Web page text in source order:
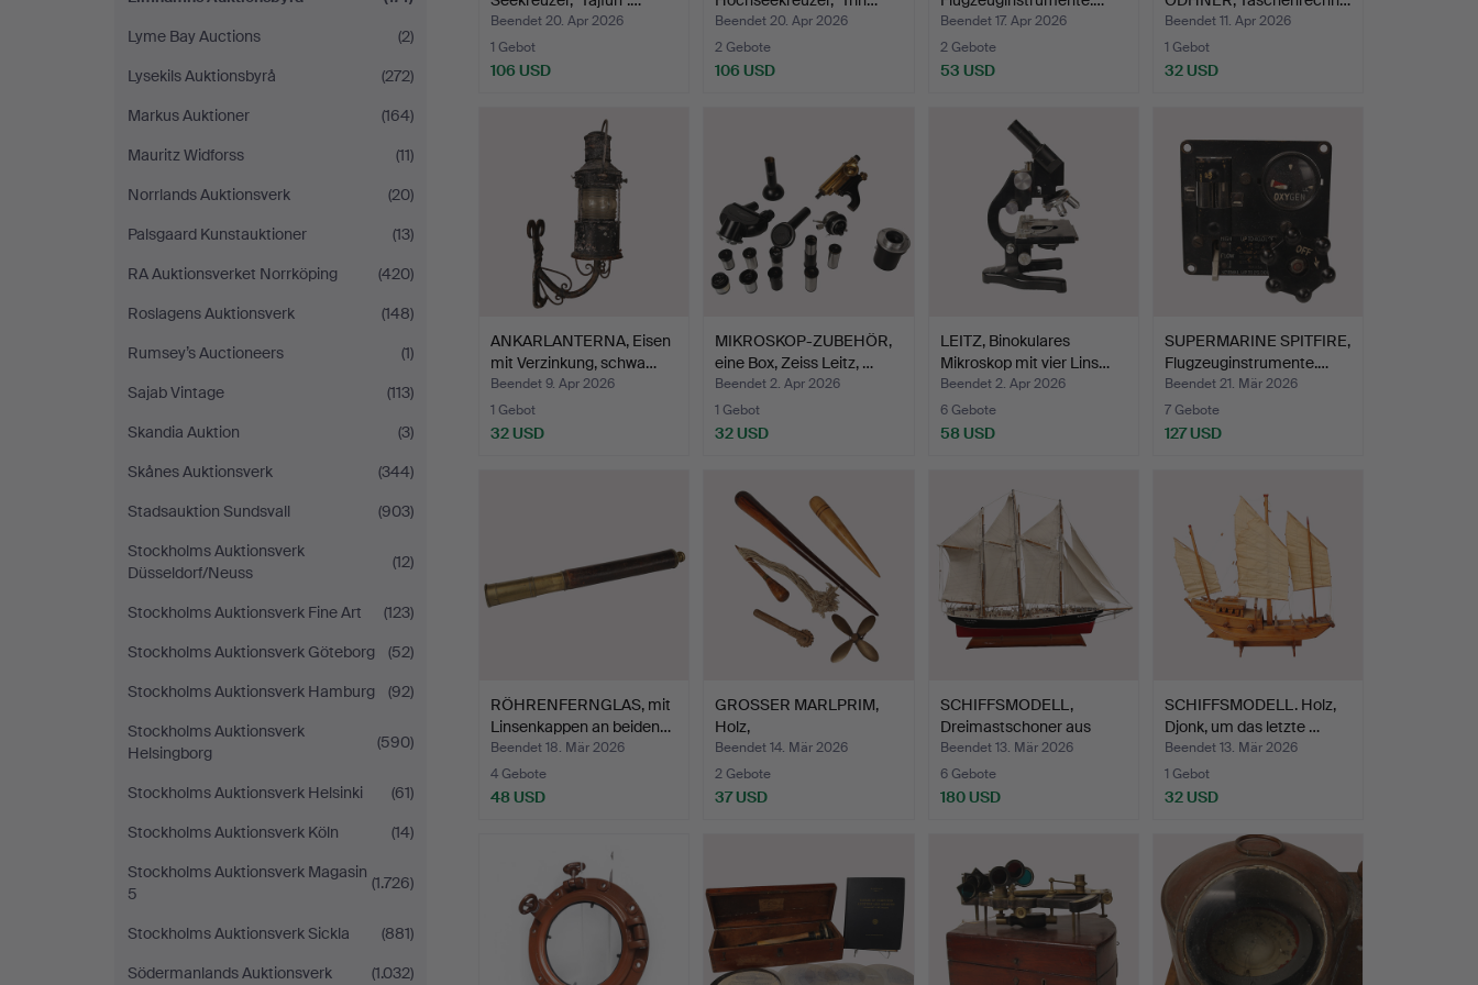
Lyme Bay Auctions
(2)
Lysekils Auktionsbyrå
(272)
Markus Auktioner
(164)
Mauritz Widforss
(11)
Norrlands Auktionsverk
(20)
Palsgaard Kunstauktioner
(13)
RA Auktionsverket Norrköping
(420)
Roslagens Auktionsverk
(148)
Rumsey’s Auctioneers
(1)
Sajab Vintage
(113)
Skandia Auktion
(3)
Skånes Auktionsverk
(344)
Stadsauktion Sundsvall
(903)
Stockholms Auktionsverk
Düsseldorf/Neuss
(12)
Stockholms Auktionsverk Fine Art
(123)
Stockholms Auktionsverk Göteborg
(52)
Stockholms Auktionsverk Hamburg
(92)
Stockholms Auktionsverk
Helsingborg
(590)
Stockholms Auktionsverk Helsinki
(61)
Stockholms Auktionsverk Köln
(14)
Stockholms Auktionsverk Magasin
5
(1.726)
Stockholms Auktionsverk Sickla
(881)
Södermanlands Auktionsverk
(1.032)
Beendet 20. Apr 2026
1 Gebot
106 USD
Beendet 20. Apr 2026
2 Gebote
106 USD
Beendet 17. Apr 2026
2 Gebote
53 USD
Beendet 11. Apr 2026
1 Gebot
32 USD
ANKARLANTERNA, Eisen
mit Verzinkung, schwa…
Beendet 9. Apr 2026
1 Gebot
32 USD
MIKROSKOP-ZUBEHÖR,
eine Box, Zeiss Leitz, …
Beendet 2. Apr 2026
1 Gebot
32 USD
LEITZ, Binokulares
Mikroskop mit vier Lins…
Beendet 2. Apr 2026
6 Gebote
58 USD
SUPERMARINE SPITFIRE,
Flugzeuginstrumente.…
Beendet 21. Mär 2026
7 Gebote
127 USD
RÖHRENFERNGLAS, mit
Linsenkappen an beiden…
Beendet 18. Mär 2026
4 Gebote
48 USD
GROSSER MARLPRIM,
Holz,
MINIATURPROPELLER,…
Beendet 14. Mär 2026
2 Gebote
37 USD
SCHIFFSMODELL,
Dreimastschoner aus
Holz, „…
Beendet 13. Mär 2026
6 Gebote
180 USD
SCHIFFSMODELL. Holz,
Djonk, um das letzte …
Beendet 13. Mär 2026
1 Gebot
32 USD